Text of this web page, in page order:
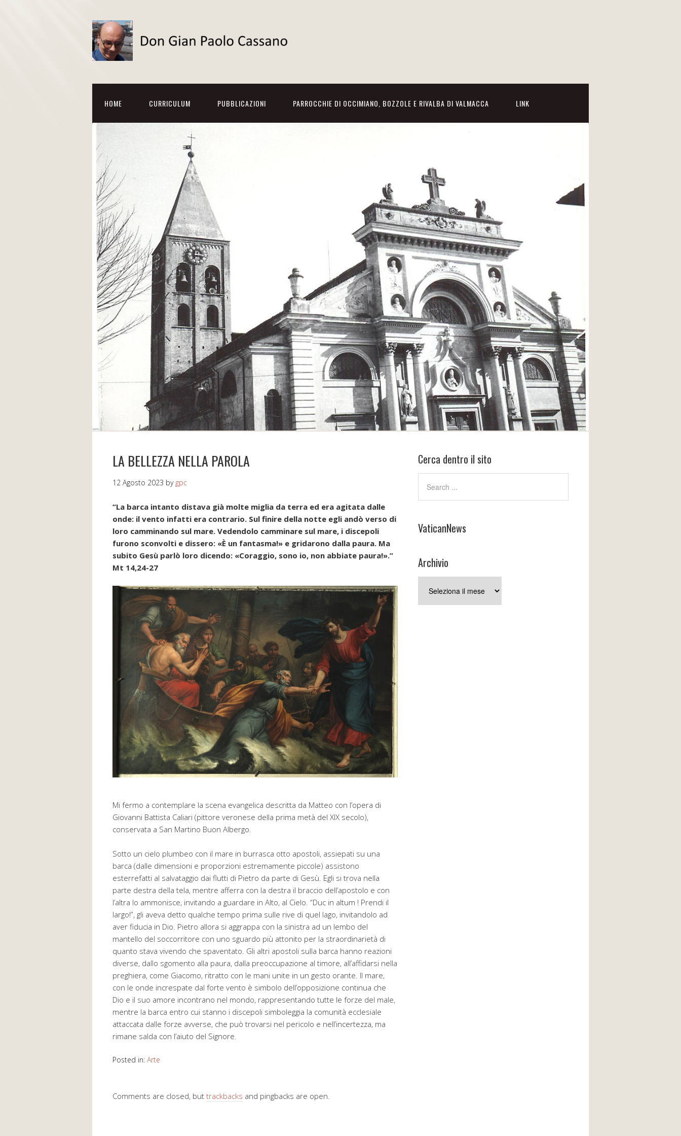
HOME CURRICULUM PUBBLICAZIONI PARROCCHIE DI OCCIMIANO, BOZZOLE E RIVALBA DI VALMACCA LINK
LA BELLEZZA NELLA PAROLA
12 Agosto 2023 by gpc
“La barca intanto distava già molte miglia da terra ed era agitata dalle
onde: il vento infatti era contrario. Sul finire della notte egli andò verso di
loro camminando sul mare. Vedendolo camminare sul mare, i discepoli
furono sconvolti e dissero: «È un fantasma!» e gridarono dalla paura. Ma
subito Gesù parlò loro dicendo: «Coraggio, sono io, non abbiate paura!».”
Mt 14,24-27
Mi fermo a contemplare la scena evangelica descritta da Matteo con l’opera di
Giovanni Battista Caliari (pittore veronese della prima metà del XIX secolo),
conservata a San Martino Buon Albergo.
Sotto un cielo plumbeo con il mare in burrasca otto apostoli, assiepati su una
barca (dalle dimensioni e proporzioni estremamente piccole) assistono
esterrefatti al salvataggio dai flutti di Pietro da parte di Gesù. Egli si trova nella
parte destra della tela, mentre afferra con la destra il braccio dell’apostolo e con
l’altra lo ammonisce, invitando a guardare in Alto, al Cielo. “Duc in altum ! Prendi il
largo!”, gli aveva detto qualche tempo prima sulle rive di quel lago, invitandolo ad
aver fiducia in Dio. Pietro allora si aggrappa con la sinistra ad un lembo del
mantello del soccorritore con uno sguardo più attonito per la straordinarietà di
quanto stava vivendo che spaventato. Gli altri apostoli sulla barca hanno reazioni
diverse, dallo sgomento alla paura, dalla preoccupazione al timore, all’affidarsi nella
preghiera, come Giacomo, ritratto con le mani unite in un gesto orante. Il mare,
con le onde increspate dal forte vento è simbolo dell’opposizione continua che
Dio e il suo amore incontrano nel mondo, rappresentando tutte le forze del male,
mentre la barca entro cui stanno i discepoli simboleggia la comunità ecclesiale
attaccata dalle forze avverse, che può trovarsi nel pericolo e nell’incertezza, ma
rimane salda con l’aiuto del Signore.
Posted in: Arte
Comments are closed, but trackbacks and pingbacks are open.
Cerca dentro il sito
VaticanNews
Archivio